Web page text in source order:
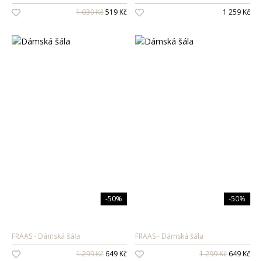
1 039 Kč519 Kč
1 259 Kč
-50%
FRAAS
Dámská šála
1 299 Kč 649 Kč
-50%
FRAAS
Dámská šála
1 299 Kč 649 Kč